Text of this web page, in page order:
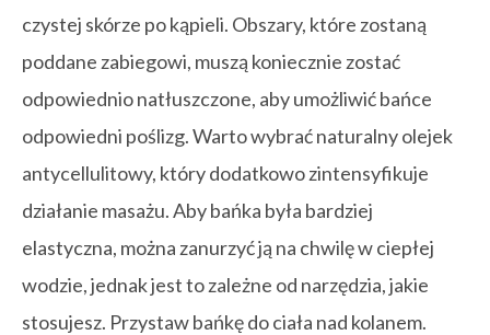
czystej skórze po kąpieli. Obszary, które zostaną
poddane zabiegowi, muszą koniecznie zostać
odpowiednio natłuszczone, aby umożliwić bańce
odpowiedni poślizg. Warto wybrać naturalny olejek
antycellulitowy, który dodatkowo zintensyfikuje
działanie masażu. Aby bańka była bardziej
elastyczna, można zanurzyć ją na chwilę w ciepłej
wodzie, jednak jest to zależne od narzędzia, jakie
stosujesz. Przystaw bańkę do ciała nad kolanem.